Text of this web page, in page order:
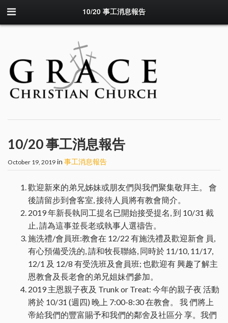
10/20 事工消息報告
10/20 事工消息報告
October 19, 2019 in 事工消息報告
歡迎新來的弟兄姊妹或朋友們與我們聚集敬拜主。 會
後請留步到會客室, 接待人員將有教會簡介。
2019 年新長執同工提名已開始接受提名, 到 10/31 截
止, 請為這事並長老或執事人選禱告。
施洗禮/會員班:教會在 12/22 有施洗禮及歡迎新會 員,
有心預備受洗的, 請和牧長聯絡, 同時於 11/10, 11/17,
12/1 及 12/8 有受洗班及會員班; 也歡迎有 興趣了解主
恩教會及長老會的弟兄姐妹們參加。
2019 主恩親子夜及 Trunk or Treat: 今年的親子夜 活動
將於 10/31 (週四) 晚上 7:00-8:30 在教會。 我 們將上
帝給我們的豐富賜予和我們的鄰舍及社區分 享。我們